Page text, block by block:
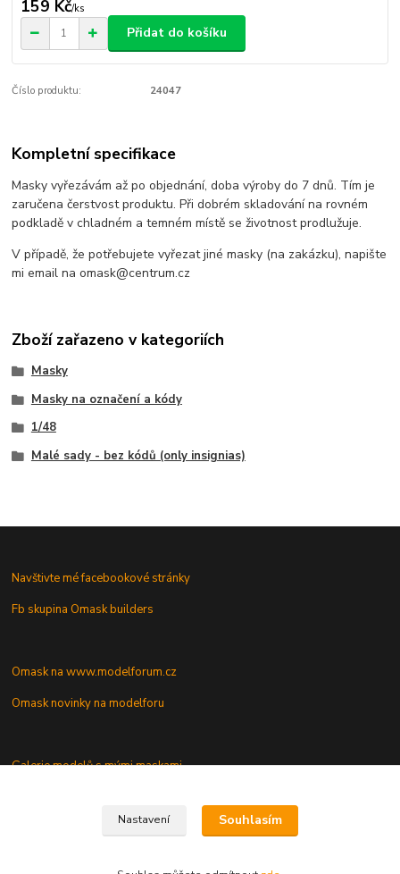
159 Kč/ks
Přidat do košíku
Číslo produktu: 24047
Kompletní specifikace
Masky vyřezávám až po objednání, doba výroby do 7 dnů. Tím je
zaručena čerstvost produktu. Při dobrém skladování na rovném
podkladě v chladném a temném místě se životnost prodlužuje.
V případě, že potřebujete vyřezat jiné masky (na zakázku), napište
mi email na omask@centrum.cz
Zboží zařazeno v kategoriích
Masky
Masky na označení a kódy
1/48
Malé sady - bez kódů (only insignias)
Navštivte mé facebookové stránky
Fb skupina Omask builders
Omask na www.modelforum.cz
Omask novinky na modelforu
Galerie modelů s mými maskami
Nastavení Souhlasím